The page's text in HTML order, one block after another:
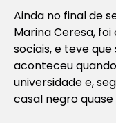
Ainda no final de
Marina Ceresa,
sociais, e teve
aconteceu
universidade e,
casal negro